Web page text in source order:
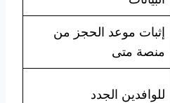
إثبات موعد الحجز من
منصة متى
للوافدين الجدد